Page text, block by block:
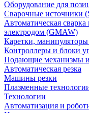
Оборудование для
Сварочные источники
Автоматическая
электродом (GMAW)
Каретки,
Контроллеры и блоки
Подающие механизмы
Автоматическая резка
Машины резки
Плазменные
Технологии
Автоматизация и